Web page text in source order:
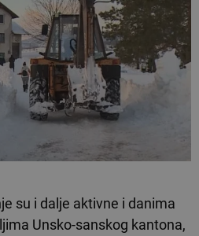
su i dalje aktivne i danima
Unsko-sanskog kantona,